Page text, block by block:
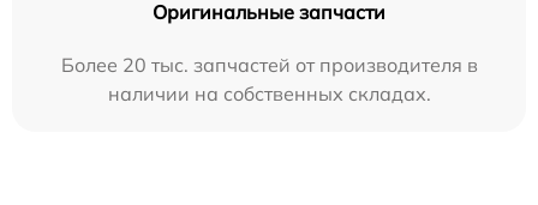
Оригинальные запчасти
Более 20 тыс. запчастей от производителя в
наличии на собственных складах.